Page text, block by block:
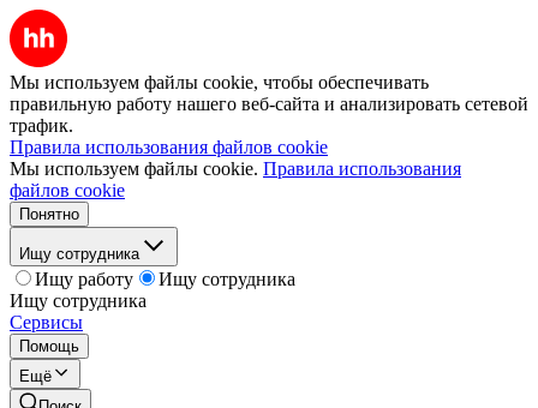
Мы используем файлы cookie, чтобы обеспечивать
правильную работу нашего веб-сайта и анализировать сетевой
трафик.
Правила использования файлов cookie
Мы используем файлы cookie. Правила использования
файлов cookie
Понятно
Ищу сотрудника
Ищу работу
Ищу сотрудника
Ищу сотрудника
Сервисы
Помощь
Ещё